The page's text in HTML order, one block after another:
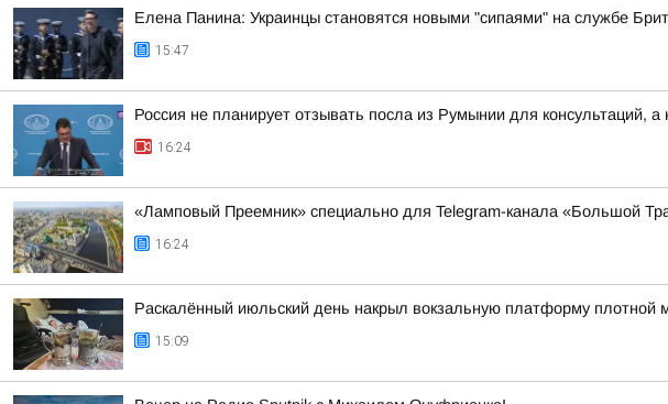
Елена Панина: Украинцы становятся новыми "сипаями" на службе
15:47
Россия не планирует отзывать посла из Румынии для
16:24
«Ламповый Преемник» специально для Telegram-канала «Большой
16:24
Раскалённый июльский день накрыл вокзальную платформу плотной
15:09